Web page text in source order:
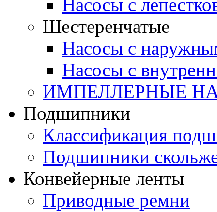
Насосы с
Шестеренчатые
Насосы с
Насосы с
ИМПЕЛЛЕРНЫЕ
Подшипники
Классификация
Подшипники
Конвейерные ленты
Приводные ремни